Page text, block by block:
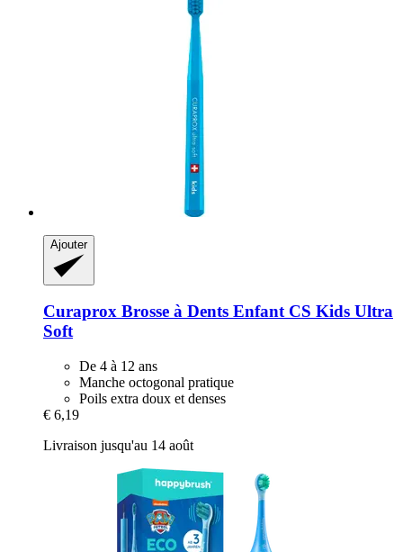
Ajouter
Curaprox Brosse à Dents Enfant CS Kids Ultra
Soft
De 4 à 12 ans
Manche octogonal pratique
Poils extra doux et denses
€ 6,19
Livraison jusqu'au 14 août